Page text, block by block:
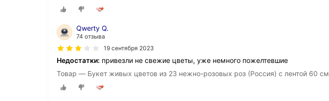
Qwerty Q.
74 отзыва
19 сентября 2023
Недостатки: привезли не свежие цветы, уже немного пожелтевшие
Товар — Букет живых цветов из 23 нежно-розовых роз (Россия) с лентой 60 см